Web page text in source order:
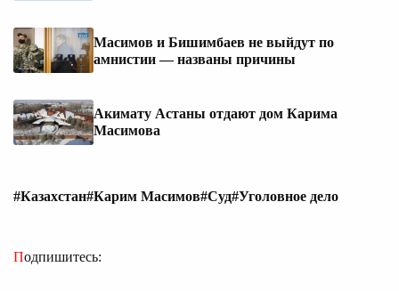
Масимов и Бишимбаев не выйдут по
амнистии — названы причины
Акимату Астаны отдают дом Карима
Масимова
#Казахстан#Карим Масимов#Суд#Уголовное дело
Подпишитесь: